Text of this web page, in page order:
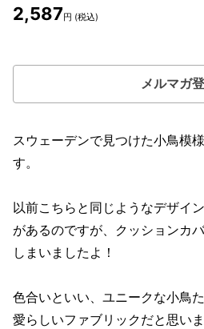
2,587円 (税込)
メルマガ
スウェーデンで見つけた小鳥模
す。
以前こちらと同じようなデザイ
があるのですが、クッションカ
しまいましたよ！
色合いといい、ユニークな小鳥
愛らしいファブリックだと思いま